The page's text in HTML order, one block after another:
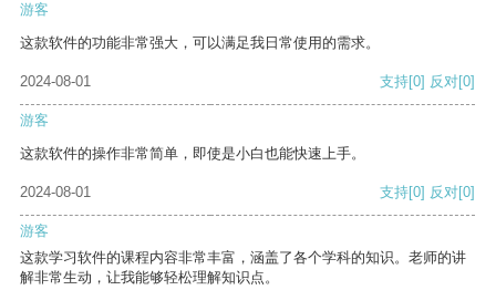
游客
这款软件的功能非常强大，可以满足我日常使用的需求。
2024-08-01 支持[0] 反对[0]
游客
这款软件的操作非常简单，即使是小白也能快速上手。
2024-08-01 支持[0] 反对[0]
游客
这款学习软件的课程内容非常丰富，涵盖了各个学科的知识。老师的讲
解非常生动，让我能够轻松理解知识点。